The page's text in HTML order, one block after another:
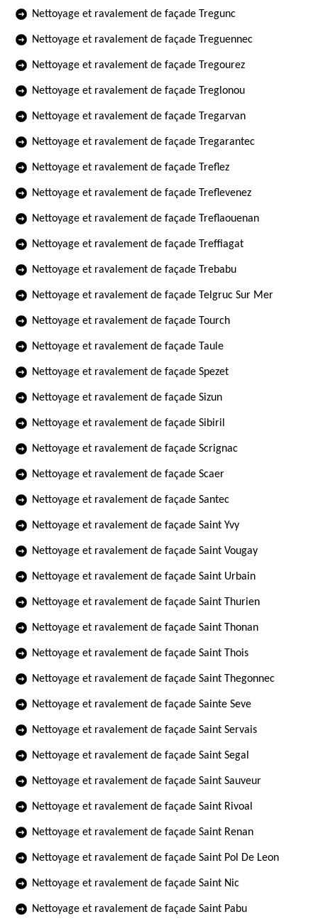
Nettoyage et ravalement de façade Tregunc
Nettoyage et ravalement de façade Treguennec
Nettoyage et ravalement de façade Tregourez
Nettoyage et ravalement de façade Treglonou
Nettoyage et ravalement de façade Tregarvan
Nettoyage et ravalement de façade Tregarantec
Nettoyage et ravalement de façade Treflez
Nettoyage et ravalement de façade Treflevenez
Nettoyage et ravalement de façade Treflaouenan
Nettoyage et ravalement de façade Treffiagat
Nettoyage et ravalement de façade Trebabu
Nettoyage et ravalement de façade Telgruc Sur Mer
Nettoyage et ravalement de façade Tourch
Nettoyage et ravalement de façade Taule
Nettoyage et ravalement de façade Spezet
Nettoyage et ravalement de façade Sizun
Nettoyage et ravalement de façade Sibiril
Nettoyage et ravalement de façade Scrignac
Nettoyage et ravalement de façade Scaer
Nettoyage et ravalement de façade Santec
Nettoyage et ravalement de façade Saint Yvy
Nettoyage et ravalement de façade Saint Vougay
Nettoyage et ravalement de façade Saint Urbain
Nettoyage et ravalement de façade Saint Thurien
Nettoyage et ravalement de façade Saint Thonan
Nettoyage et ravalement de façade Saint Thois
Nettoyage et ravalement de façade Saint Thegonnec
Nettoyage et ravalement de façade Sainte Seve
Nettoyage et ravalement de façade Saint Servais
Nettoyage et ravalement de façade Saint Segal
Nettoyage et ravalement de façade Saint Sauveur
Nettoyage et ravalement de façade Saint Rivoal
Nettoyage et ravalement de façade Saint Renan
Nettoyage et ravalement de façade Saint Pol De Leon
Nettoyage et ravalement de façade Saint Nic
Nettoyage et ravalement de façade Saint Pabu